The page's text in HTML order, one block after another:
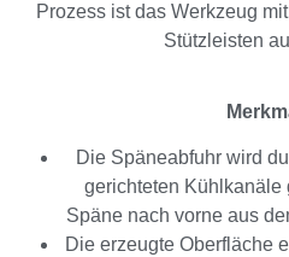
Prozess ist das Werkzeug
Stützleisten
Die Späneabfuhr wird
gerichteten
Späne nach vorne aus
Die erzeugte Oberfläche